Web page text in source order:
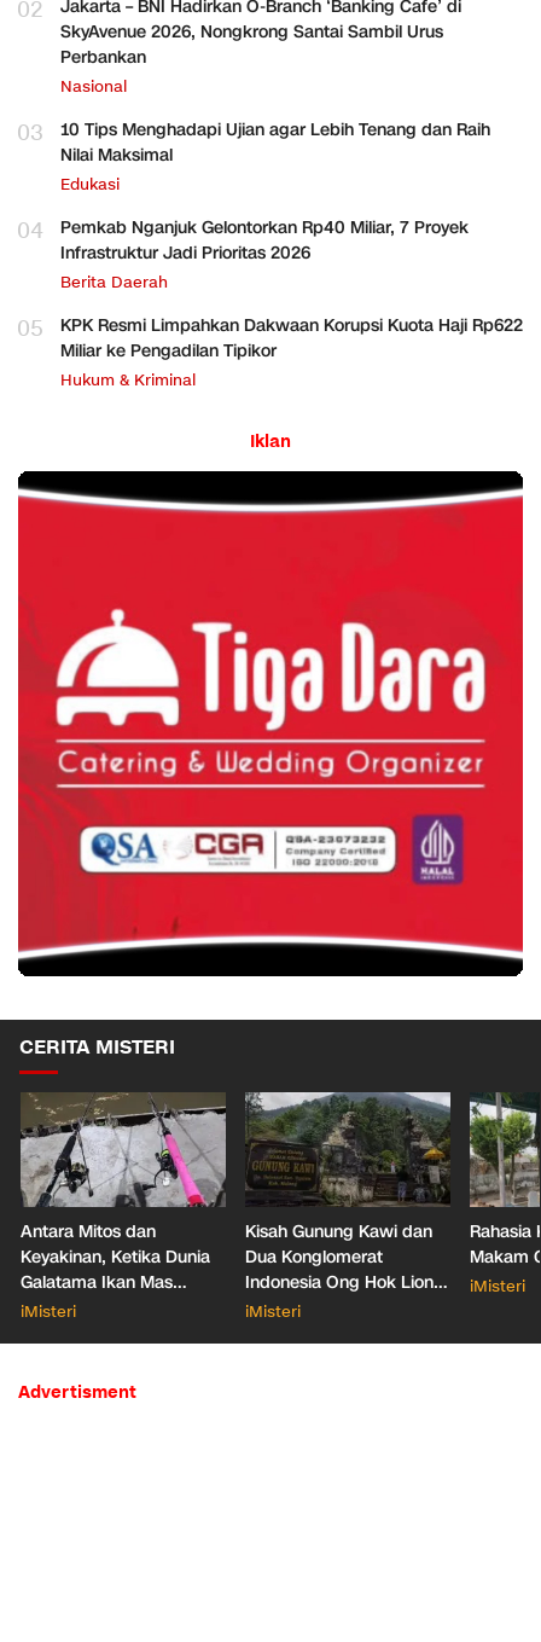
02
Jakarta – BNI Hadirkan O-Branch ‘Banking Cafe’ di
SkyAvenue 2026, Nongkrong Santai Sambil Urus
Perbankan
Nasional
03
10 Tips Menghadapi Ujian agar Lebih Tenang dan Raih
Nilai Maksimal
Edukasi
04
Pemkab Nganjuk Gelontorkan Rp40 Miliar, 7 Proyek
Infrastruktur Jadi Prioritas 2026
Berita Daerah
05
KPK Resmi Limpahkan Dakwaan Korupsi Kuota Haji Rp622
Miliar ke Pengadilan Tipikor
Hukum & Kriminal
Iklan
CERITA MISTERI
Antara Mitos dan
Keyakinan, Ketika Dunia
Galatama Ikan Mas
Bersentuhan dengan Hal
iMisteri
Kisah Gunung Kawi dan
Dua Konglomerat
Indonesia Ong Hok Liong
hingga Liem Sioe Liong
iMisteri
Rahasia
Makam
iMisteri
Advertisment